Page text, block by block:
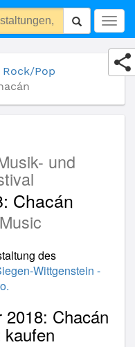
Rock/Pop
und
Chacán
des
Wittgenstein -
Chacán
kaufen